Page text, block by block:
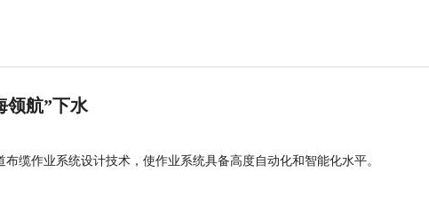
领航”下水
缆作业系统设计技术，使作业系统具备高度自动化和智能化水平。